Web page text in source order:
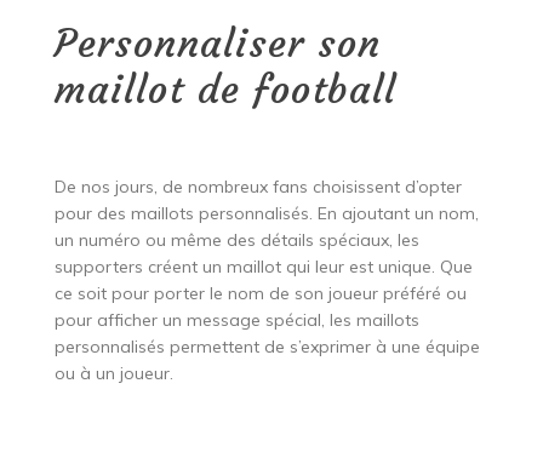
Personnaliser son
maillot de football
De nos jours, de nombreux fans choisissent d’opter
pour des maillots personnalisés. En ajoutant un nom,
un numéro ou même des détails spéciaux, les
supporters créent un maillot qui leur est unique. Que
ce soit pour porter le nom de son joueur préféré ou
pour afficher un message spécial, les maillots
personnalisés permettent de s’exprimer à une équipe
ou à un joueur.